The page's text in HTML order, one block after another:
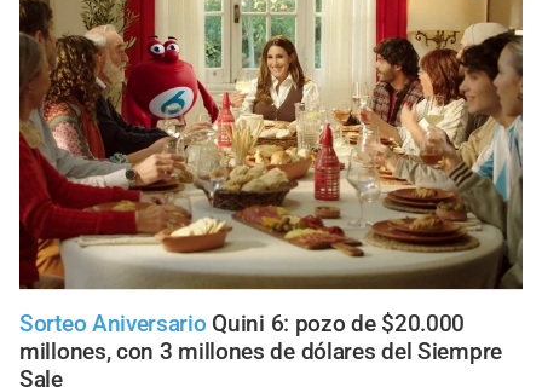
Sorteo Aniversario Quini 6: pozo de $20.000
millones, con 3 millones de dólares del Siempre
Sale